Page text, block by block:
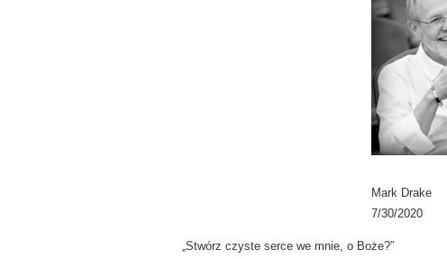
Mark Drake
7/30/2020
„Stwórz czyste serce we mnie, o Boże?”